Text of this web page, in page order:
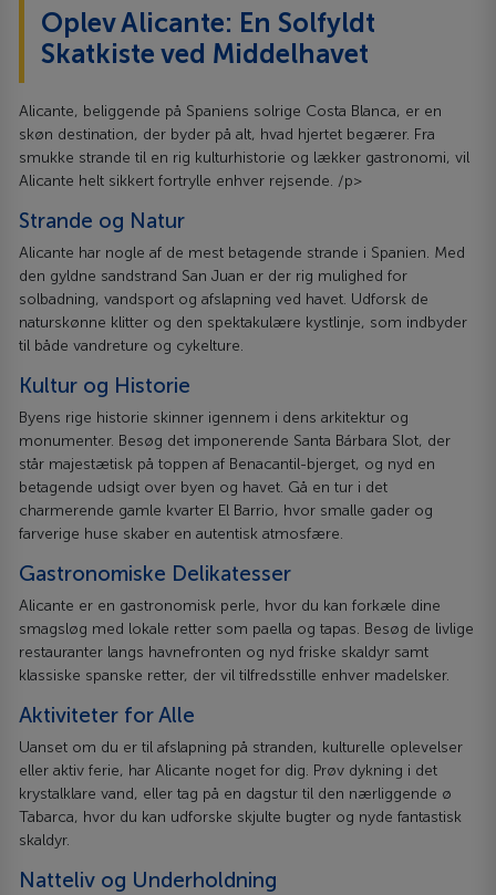
Oplev Alicante: En Solfyldt
Skatkiste ved Middelhavet
Alicante, beliggende på Spaniens solrige Costa Blanca, er en
skøn destination, der byder på alt, hvad hjertet begærer. Fra
smukke strande til en rig kulturhistorie og lækker gastronomi, vil
Alicante helt sikkert fortrylle enhver rejsende. /p>
Strande og Natur
Alicante har nogle af de mest betagende strande i Spanien. Med
den gyldne sandstrand San Juan er der rig mulighed for
solbadning, vandsport og afslapning ved havet. Udforsk de
naturskønne klitter og den spektakulære kystlinje, som indbyder
til både vandreture og cykelture.
Kultur og Historie
Byens rige historie skinner igennem i dens arkitektur og
monumenter. Besøg det imponerende Santa Bárbara Slot, der
står majestætisk på toppen af Benacantil-bjerget, og nyd en
betagende udsigt over byen og havet. Gå en tur i det
charmerende gamle kvarter El Barrio, hvor smalle gader og
farverige huse skaber en autentisk atmosfære.
Gastronomiske Delikatesser
Alicante er en gastronomisk perle, hvor du kan forkæle dine
smagsløg med lokale retter som paella og tapas. Besøg de livlige
restauranter langs havnefronten og nyd friske skaldyr samt
klassiske spanske retter, der vil tilfredsstille enhver madelsker.
Aktiviteter for Alle
Uanset om du er til afslapning på stranden, kulturelle oplevelser
eller aktiv ferie, har Alicante noget for dig. Prøv dykning i det
krystalklare vand, eller tag på en dagstur til den nærliggende ø
Tabarca, hvor du kan udforske skjulte bugter og nyde fantastisk
skaldyr.
Natteliv og Underholdning